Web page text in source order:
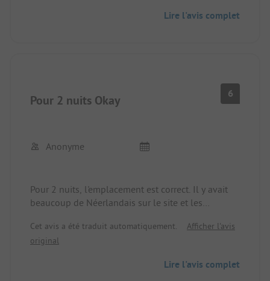
possibilités d'excursions fauchées.Lire l'avis complet
Pour 2 nuits Okay 6
Anonyme
Pour 2 nuits, l'emplacement est correct. Il y avait
beaucoup de Néerlandais sur le site et les
rénovations. Parfois, il est très difficile d'accéder
aux emplacements (emplacements de terrasse)
piscine est très petite et surchargée avec de jeunes
Cet avis a été traduit automatiquement.
Afficher l'avis
original
Lire l'avis complet